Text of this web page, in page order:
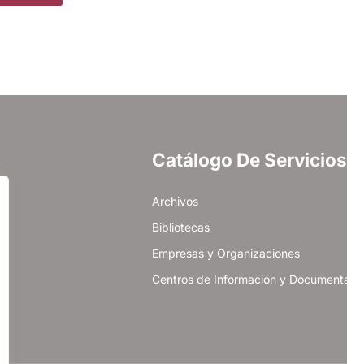
Catálogo De Servicios
Archivos
Bibliotecas
Empresas y Organizaciones
Centros de Información y